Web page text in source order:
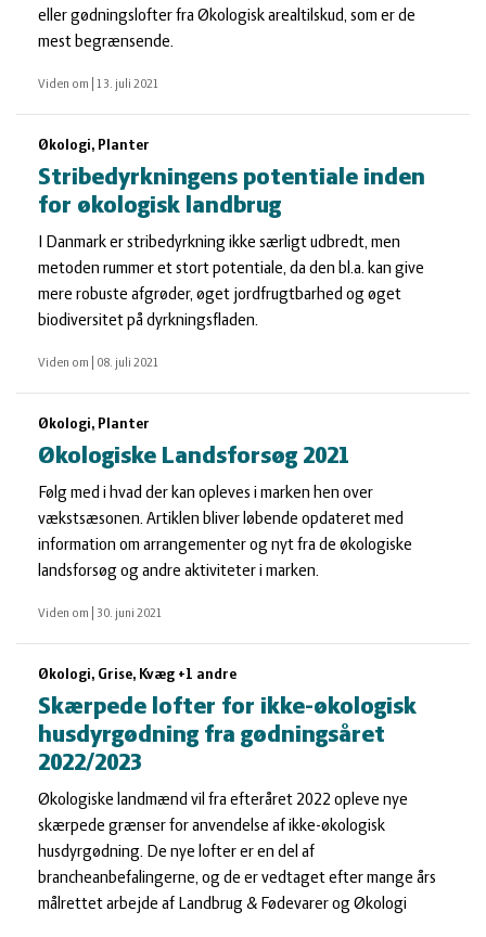
eller gødningslofter fra Økologisk arealtilskud, som er de
mest begrænsende.
Viden om 13. juli 2021
Økologi, Planter
Stribedyrkningens potentiale inden
for økologisk landbrug
I Danmark er stribedyrkning ikke særligt udbredt, men
metoden rummer et stort potentiale, da den bl.a. kan give
mere robuste afgrøder, øget jordfrugtbarhed og øget
biodiversitet på dyrkningsfladen.
Viden om 08. juli 2021
Økologi, Planter
Økologiske Landsforsøg 2021
Følg med i hvad der kan opleves i marken hen over
vækstsæsonen. Artiklen bliver løbende opdateret med
information om arrangementer og nyt fra de økologiske
landsforsøg og andre aktiviteter i marken.
Viden om 30. juni 2021
Økologi, Grise, Kvæg +1 andre
Skærpede lofter for ikke-økologisk
husdyrgødning fra gødningsåret
2022/2023
Økologiske landmænd vil fra efteråret 2022 opleve nye
skærpede grænser for anvendelse af ikke-økologisk
husdyrgødning. De nye lofter er en del af
brancheanbefalingerne, og de er vedtaget efter mange års
målrettet arbejde af Landbrug & Fødevarer og Økologi